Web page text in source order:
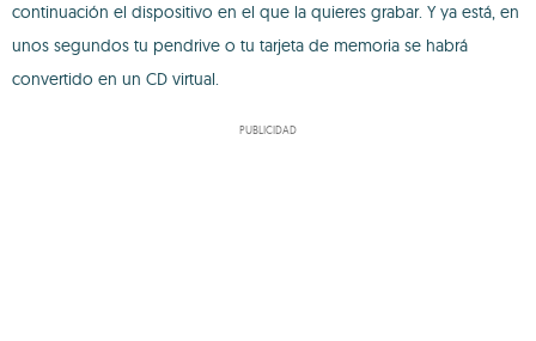
continuación el dispositivo en el que la quieres grabar. Y ya está, en
unos segundos tu pendrive o tu tarjeta de memoria se habrá
convertido en un CD virtual.
PUBLICIDAD